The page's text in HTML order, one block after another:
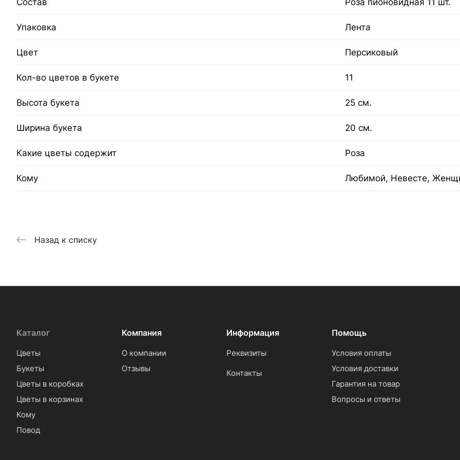
Состав Роза пионовидная 11 шт.
Упаковка Лента
Цвет Персиковый
Кол-во цветов в букете 11
Высота букета 25 см.
Ширина букета 20 см.
Какие цветы содержит Роза
Кому Любимой, Невесте,
Назад к списку
Каталог
Цветы
Букеты
Цветы в коробках
Цветы в корзинах
Кому
Повод
Компания
О компании
Отзывы
Информация
Реквизиты
Контакты
Помощь
Условия оплаты
Условия доставки
Гарантия на товар
Вопросы и ответы